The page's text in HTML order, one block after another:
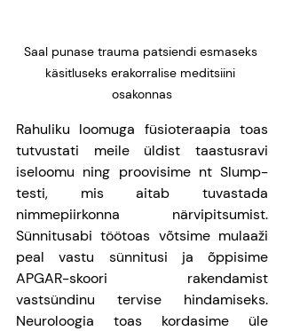
Saal punase trauma patsiendi esmaseks
käsitluseks erakorralise meditsiini
osakonnas
Rahuliku loomuga füsioteraapia toas
tutvustati meile üldist taastusravi
iseloomu ning proovisime nt Slump-
testi, mis aitab tuvastada
nimmepiirkonna närvipitsumist.
Sünnitusabi töötoas võtsime mulaaži
peal vastu sünnitusi ja õppisime
APGAR-skoori rakendamist
vastsündinu tervise hindamiseks.
Neuroloogia toas kordasime üle